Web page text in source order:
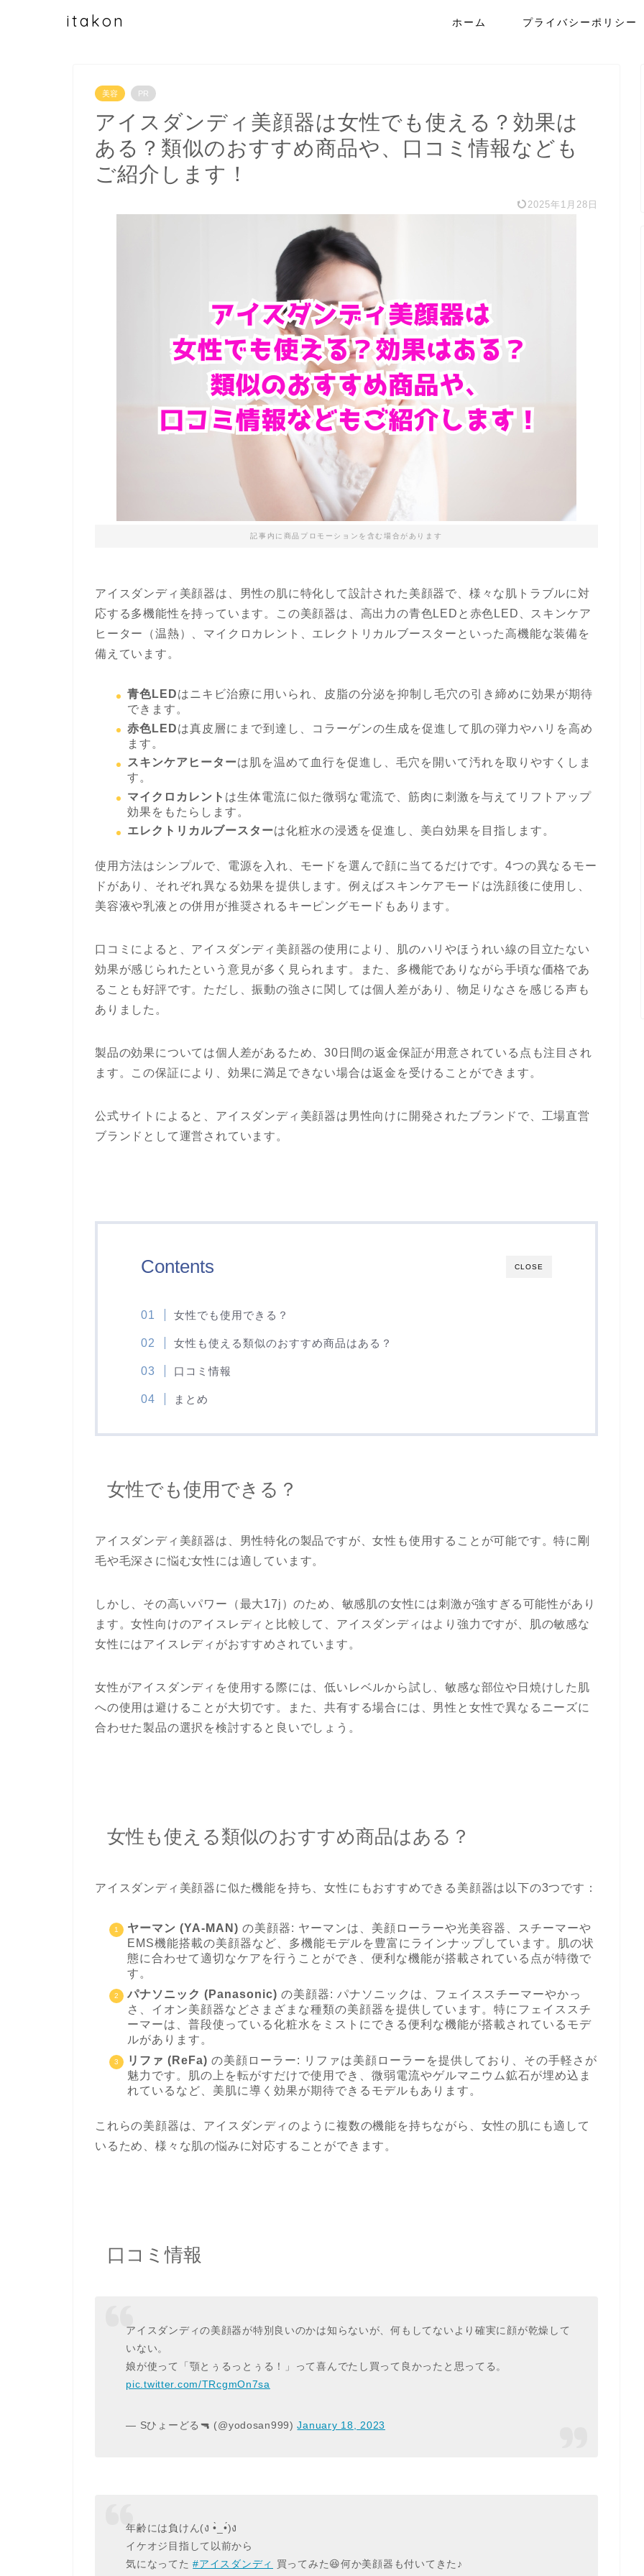
itakon ホーム プライバシーポリシー
美容 PR
アイスダンディ美顔器は女性でも使える？効果は
ある？類似のおすすめ商品や、口コミ情報なども
ご紹介します！
2025年1月28日
記事内に商品プロモーションを含む場合があります
アイスダンディ美顔器は、男性の肌に特化して設計された美顔器で、様々な肌トラブルに対
応する多機能性を持っています。この美顔器は、高出力の青色LEDと赤色LED、スキンケア
ヒーター（温熱）、マイクロカレント、エレクトリカルブースターといった高機能な装備を
備えています。
青色LEDはニキビ治療に用いられ、皮脂の分泌を抑制し毛穴の引き締めに効果が期待
できます。
赤色LEDは真皮層にまで到達し、コラーゲンの生成を促進して肌の弾力やハリを高め
ます。
スキンケアヒーターは肌を温めて血行を促進し、毛穴を開いて汚れを取りやすくしま
す。
マイクロカレント は生体電流に似た微弱な電流で、筋肉に刺激を与えてリフトアップ
効果をもたらします。
エレクトリカルブースターは化粧水の浸透を促進し、美白効果を目指します。
使用方法はシンプルで、電源を入れ、モードを選んで顔に当てるだけです。4つの異なるモー
ドがあり、それぞれ異なる効果を提供します。例えばスキンケアモードは洗顔後に使用し、
美容液や乳液との併用が推奨されるキーピングモードもあります。
口コミによると、アイスダンディ美顔器の使用により、肌のハリやほうれい線の目立たない
効果が感じられたという意見が多く見られます。また、多機能でありながら手頃な価格であ
ることも好評です。ただし、振動の強さに関しては個人差があり、物足りなさを感じる声も
ありました​​。
製品の効果については個人差があるため、30日間の返金保証が用意されている点も注目され
ます。この保証により、効果に満足できない場合は返金を受けることができます​​。
公式サイトによると、アイスダンディ美顔器は男性向けに開発されたブランドで、工場直営
ブランドとして運営されています。
CLOSE
Contents
女性でも使用できる？
女性も使える類似のおすすめ商品はある？
口コミ情報
まとめ
女性でも使用できる？
アイスダンディ美顔器は、男性特化の製品ですが、女性も使用することが可能です。特に剛
毛や毛深さに悩む女性には適しています。
しかし、その高いパワー（最大17j）のため、敏感肌の女性には刺激が強すぎる可能性があり
ます。女性向けのアイスレディと比較して、アイスダンディはより強力ですが、肌の敏感な
女性にはアイスレディがおすすめされています。
女性がアイスダンディを使用する際には、低いレベルから試し、敏感な部位や日焼けした肌
への使用は避けることが大切です。また、共有する場合には、男性と女性で異なるニーズに
合わせた製品の選択を検討すると良いでしょう。
女性も使える類似のおすすめ商品はある？
アイスダンディ美顔器に似た機能を持ち、女性にもおすすめできる美顔器は以下の3つです：
ヤーマン (YA-MAN) の美顔器: ヤーマンは、美顔ローラーや光美容器、スチーマーや
EMS機能搭載の美顔器など、多機能モデルを豊富にラインナップしています。肌の状
態に合わせて適切なケアを行うことができ、便利な機能が搭載されている点が特徴で
す。
パナソニック (Panasonic) の美顔器: パナソニックは、フェイススチーマーやかっ
さ、イオン美顔器などさまざまな種類の美顔器を提供しています。特にフェイススチ
ーマーは、普段使っている化粧水をミストにできる便利な機能が搭載されているモデ
ルがあります。
リファ (ReFa) の美顔ローラー: リファは美顔ローラーを提供しており、その手軽さが
魅力です。肌の上を転がすだけで使用でき、微弱電流やゲルマニウム鉱石が埋め込ま
れているなど、美肌に導く効果が期待できるモデルもあります。
これらの美顔器は、アイスダンディのように複数の機能を持ちながら、女性の肌にも適して
いるため、様々な肌の悩みに対応することができます。
口コミ情報
アイスダンディの美顔器が特別良いのかは知らないが、何もしてないより確実に顔が乾燥して
いない。
娘が使って「顎とぅるっとぅる！」って喜んでたし買って良かったと思ってる。
pic.twitter.com/TRcgmOn7sa
— Sひょーどる🔫 (@yodosan999)January 18, 2023
年齢には負けん(ง •̀_•́)ง
イケオジ目指して以前から
気になってた#アイスダンディ 買ってみた😆何か美顔器も付いてきた♪